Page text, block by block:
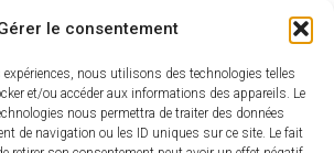
le consentement
expériences, nous utilisons des technologies telles
et/ou accéder aux informations des appareils. Le
nous permettra de traiter des données
de navigation ou les ID uniques sur ce site. Le fait